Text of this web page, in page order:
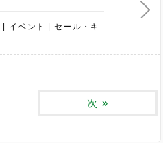
イベント
セール・キ
次 »